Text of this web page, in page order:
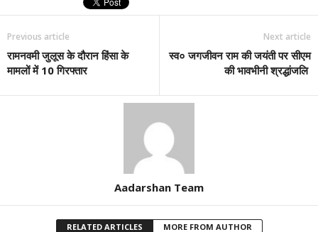
Previous article
रामनवमी जुलूस के दौरान हिंसा के
मामलों में 10 गिरफ्तार
Next article
स्व० जगजीवन राम की जयंती पर सीएम
की भावभीनी श्रद्धांजलि
Aadarshan Team
RELATED ARTICLES MORE FROM AUTHOR